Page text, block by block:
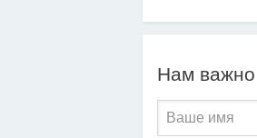
Нам важно